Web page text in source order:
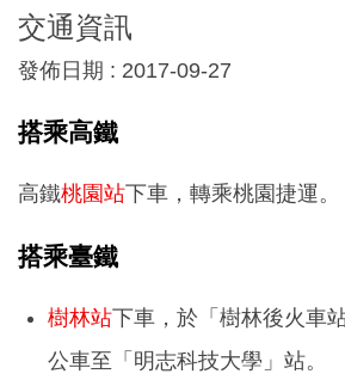
交通資訊
發佈日期 : 2017-09-27
搭乘高鐵
高鐵桃園站下車，轉乘桃園捷運。
搭乘臺鐵
樹林站下車，於「樹林後火車
公車至「明志科技大學」站。